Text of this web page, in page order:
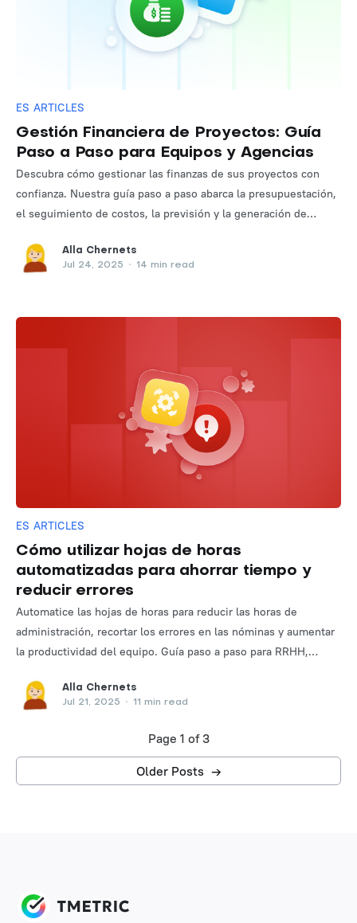
ES ARTICLES
Gestión Financiera de Proyectos: Guía
Paso a Paso para Equipos y Agencias
Descubra cómo gestionar las finanzas de sus proyectos con
confianza. Nuestra guía paso a paso abarca la presupuestación,
el seguimiento de costos, la previsión y la generación de
Alla Chernets
Jul 24, 2025
• 14 min read
ES ARTICLES
Cómo utilizar hojas de horas
automatizadas para ahorrar tiempo y
reducir errores
Automatice las hojas de horas para reducir las horas de
administración, recortar los errores en las nóminas y aumentar
la productividad del equipo. Guía paso a paso para RRHH,
Alla Chernets
Jul 21, 2025
• 11 min read
Page 1 of 3
Older Posts →